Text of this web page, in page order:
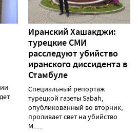
Иранский Хашакджи:
турецкие СМИ
расследуют убийство
иранского диссидента в
Стамбуле
Специальный репортаж
турецкой газеты Sabah,
опубликованный во вторник,
проливает свет на убийство
М......